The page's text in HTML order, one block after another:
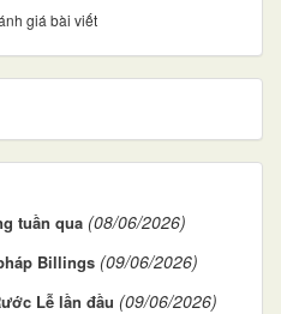
giá bài viết
tuần qua (08/06/2026)
Billings (09/06/2026)
Lễ lần đầu (09/06/2026)